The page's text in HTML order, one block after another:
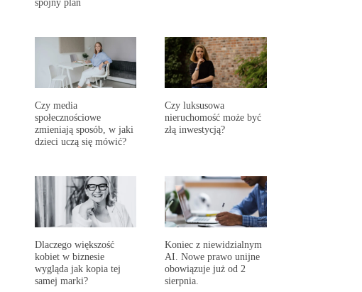
spójny plan
Czy media
społecznościowe
zmieniają sposób, w jaki
dzieci uczą się mówić?
Czy luksusowa
nieruchomość może być
złą inwestycją?
Dlaczego większość
kobiet w biznesie
wygląda jak kopia tej
samej marki?
Koniec z niewidzialnym
AI. Nowe prawo unijne
obowiązuje już od 2
sierpnia.